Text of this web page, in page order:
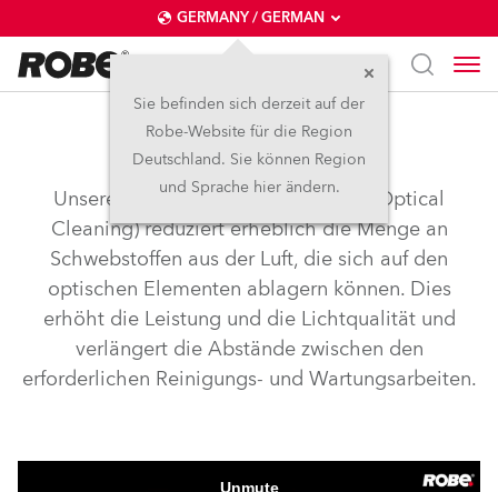
GERMANY / GERMAN
Sie befinden sich derzeit auf der
Robe-Website für die Region
Deutschland. Sie können Region
und Sprache hier ändern.
airLOC™
Unsere AirLOC™-Technologie (Less Optical
Cleaning) reduziert erheblich die Menge an
Schwebstoffen aus der Luft, die sich auf den
optischen Elementen ablagern können. Dies
erhöht die Leistung und die Lichtqualität und
verlängert die Abstände zwischen den
erforderlichen Reinigungs- und Wartungsarbeiten.